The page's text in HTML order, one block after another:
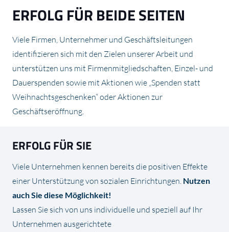
ERFOLG FÜR BEIDE SEITEN
Viele Firmen, Unternehmer und Geschäftsleitungen
identifizieren sich mit den Zielen unserer Arbeit und
unterstützen uns mit Firmenmitgliedschaften, Einzel- und
Dauerspenden sowie mit Aktionen wie „Spenden statt
Weihnachtsgeschenken“ oder Aktionen zur
Geschäftseröffnung.
ERFOLG FÜR SIE
Viele Unternehmen kennen bereits die positiven Effekte
einer Unterstützung von sozialen Einrichtungen. Nutzen
auch Sie diese Möglichkeit!
Lassen Sie sich von uns individuelle und speziell auf Ihr
Unternehmen ausgerichtete